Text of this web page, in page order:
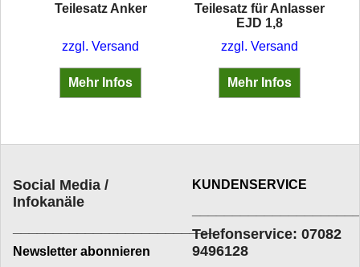
Teilesatz Anker
zzgl. Versand
Mehr Infos
Teilesatz für Anlasser
EJD 1,8
zzgl. Versand
Mehr Infos
Social Media /
Infokanäle
_________________________
Newsletter abonnieren
KUNDENSERVICE
Telefonservice: 07082
9496128